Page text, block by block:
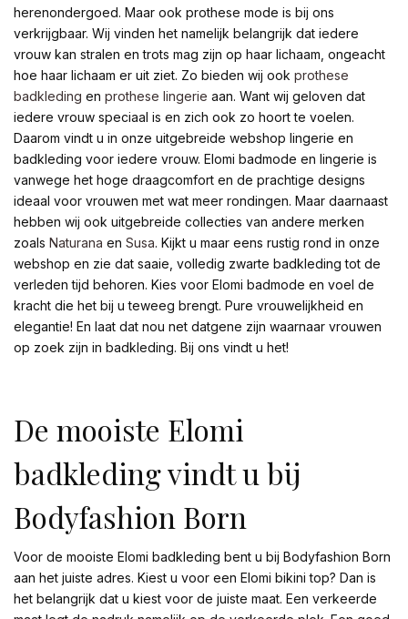
herenondergoed. Maar ook prothese mode is bij ons
verkrijgbaar. Wij vinden het namelijk belangrijk dat iedere
vrouw kan stralen en trots mag zijn op haar lichaam, ongeacht
hoe haar lichaam er uit ziet. Zo bieden wij ook prothese
badkleding en prothese lingerie aan. Want wij geloven dat
iedere vrouw speciaal is en zich ook zo hoort te voelen.
Daarom vindt u in onze uitgebreide webshop lingerie en
badkleding voor iedere vrouw. Elomi badmode en lingerie is
vanwege het hoge draagcomfort en de prachtige designs
ideaal voor vrouwen met wat meer rondingen. Maar daarnaast
hebben wij ook uitgebreide collecties van andere merken
zoals Naturana en Susa. Kijkt u maar eens rustig rond in onze
webshop en zie dat saaie, volledig zwarte badkleding tot de
verleden tijd behoren. Kies voor Elomi badmode en voel de
kracht die het bij u teweeg brengt. Pure vrouwelijkheid en
elegantie! En laat dat nou net datgene zijn waarnaar vrouwen
op zoek zijn in badkleding. Bij ons vindt u het!
De mooiste Elomi
badkleding vindt u bij
Bodyfashion Born
Voor de mooiste Elomi badkleding bent u bij Bodyfashion Born
aan het juiste adres. Kiest u voor een Elomi bikini top? Dan is
het belangrijk dat u kiest voor de juiste maat. Een verkeerde